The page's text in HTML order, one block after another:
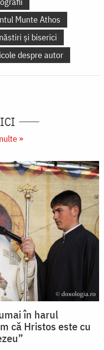
Munte Athos
și biserici
despre autor
»
în harul
că Hristos este cu